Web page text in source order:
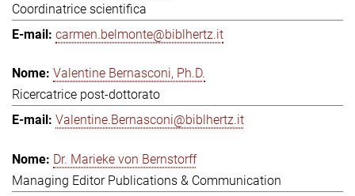
Coordinatrice scientifica
carmen.belmonte@biblhertz.it
Valentine Bernasconi, Ph.D.
Ricercatrice post-dottorato
Valentine.Bernasconi@biblhertz.it
Dr. Marieke von Bernstorff
Managing Editor Publications & Communication